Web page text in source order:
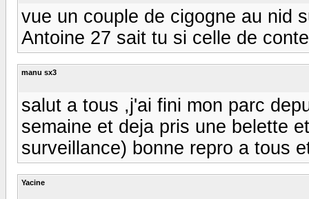
vue un couple de cigogne au nid
Antoine 27 sait tu si celle de
manu sx3
salut a tous ,j'ai fini mon parc
semaine et deja pris une belette
surveillance) bonne repro a tous
Yacine